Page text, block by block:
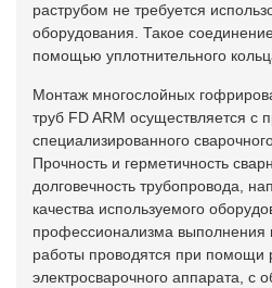
раструбом не требуется
оборудования. Такое
помощью уплотнительного
Монтаж многослойных
труб FD ARM осуществляется с
специализированного
Прочность и герметичность
долговечность трубопровода,
качества используемого
профессионализма
работы проводятся при помощи
электросварочного аппарата, с